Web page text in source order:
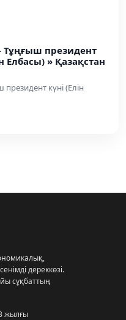
Тұңғыш президент
Елбасы) » Қазақстан
күні (Елін
дереккөзі.
сұқбаттың
жылғы